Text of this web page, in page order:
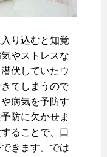
り込むと知覚
やストレスな
伏していたウ
てしまうので
病気を予防す
防に欠かせま
ることで、口
きます。では